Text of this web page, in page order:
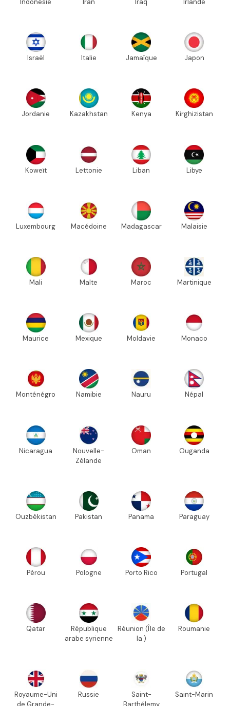
Indonésie Iran Iraq Irlande
Israël Italie Jamaïque Japon
Jordanie Kazakhstan Kenya Kirghizistan
Koweït Lettonie Liban Libye
Luxembourg Macédoine Madagascar Malaisie
Mali Malte Maroc Martinique
Maurice Mexique Moldavie Monaco
Monténégro Namibie Nauru Népal
Nicaragua
Nouvelle-
Zélande
Oman Ouganda
Ouzbékistan Pakistan Panama Paraguay
Pérou Pologne Porto Rico Portugal
Qatar
République
arabe syrienne
Réunion (Île de
la )
Roumanie
Royaume-Uni
Russie
Saint-
Saint-Marin